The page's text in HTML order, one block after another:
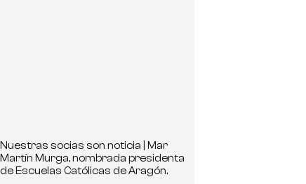
Nuestras socias son noticia | Mar
Martín Murga, nombrada presidenta
de Escuelas Católicas de Aragón.